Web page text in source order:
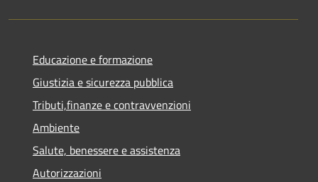
Educazione e formazione
Giustizia e sicurezza pubblica
Tributi,finanze e contravvenzioni
Ambiente
Salute, benessere e assistenza
Autorizzazioni